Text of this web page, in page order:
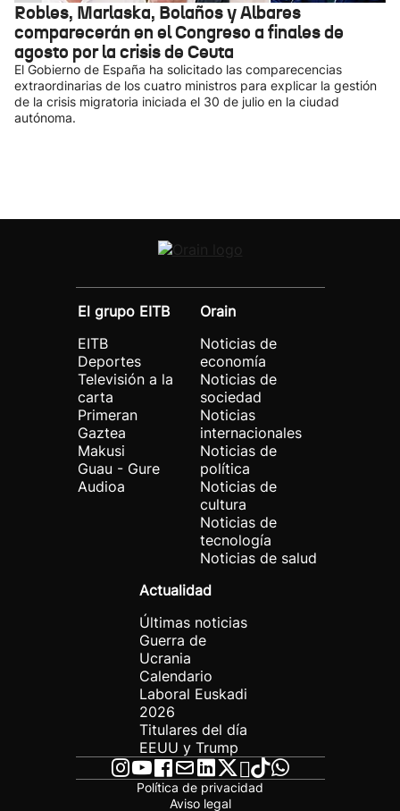
Robles, Marlaska, Bolaños y Albares
comparecerán en el Congreso a finales de
agosto por la crisis de Ceuta
El Gobierno de España ha solicitado las comparecencias
extraordinarias de los cuatro ministros para explicar la gestión
de la crisis migratoria iniciada el 30 de julio en la ciudad
autónoma.
El grupo EITB
EITB
Deportes
Televisión a la
carta
Primeran
Gaztea
Makusi
Guau - Gure
Audioa
Orain
Noticias de
economía
Noticias de
sociedad
Noticias
internacionales
Noticias de
política
Noticias de
cultura
Noticias de
tecnología
Noticias de salud
Actualidad
Últimas noticias
Guerra de
Ucrania
Calendario
Laboral Euskadi
2026
Titulares del día
EEUU y Trump
Política de privacidad
Aviso legal